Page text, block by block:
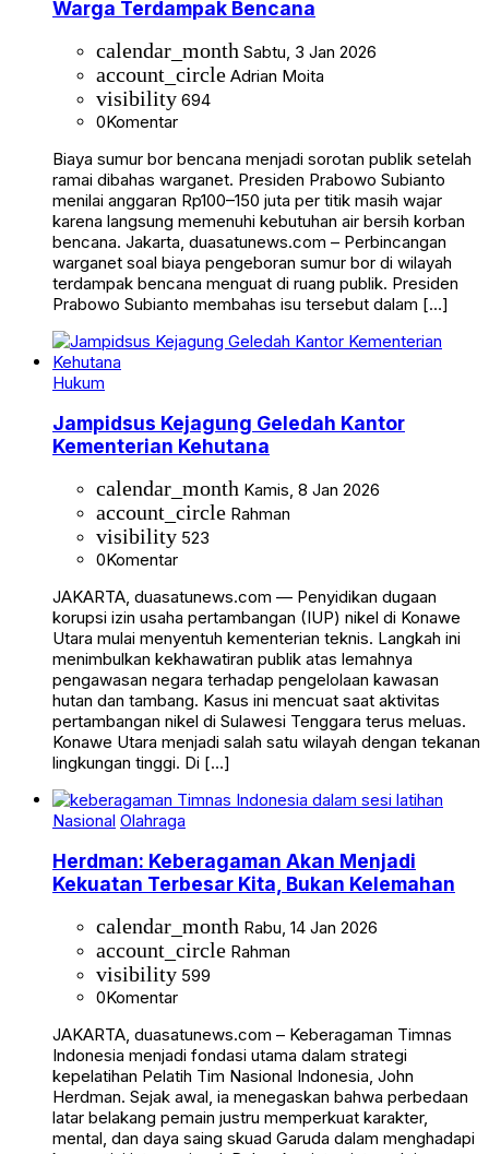
Warga Terdampak Bencana
calendar_month Sabtu, 3 Jan 2026
account_circle Adrian Moita
visibility 694
0Komentar
Biaya sumur bor bencana menjadi sorotan publik setelah
ramai dibahas warganet. Presiden Prabowo Subianto
menilai anggaran Rp100–150 juta per titik masih wajar
karena langsung memenuhi kebutuhan air bersih korban
bencana. Jakarta, duasatunews.com – Perbincangan
warganet soal biaya pengeboran sumur bor di wilayah
terdampak bencana menguat di ruang publik. Presiden
Prabowo Subianto membahas isu tersebut dalam […]
Hukum
Jampidsus Kejagung Geledah Kantor
Kementerian Kehutana
calendar_month Kamis, 8 Jan 2026
account_circle Rahman
visibility 523
0Komentar
JAKARTA, duasatunews.com — Penyidikan dugaan
korupsi izin usaha pertambangan (IUP) nikel di Konawe
Utara mulai menyentuh kementerian teknis. Langkah ini
menimbulkan kekhawatiran publik atas lemahnya
pengawasan negara terhadap pengelolaan kawasan
hutan dan tambang. Kasus ini mencuat saat aktivitas
pertambangan nikel di Sulawesi Tenggara terus meluas.
Konawe Utara menjadi salah satu wilayah dengan tekanan
lingkungan tinggi. Di […]
Nasional Olahraga
Herdman: Keberagaman Akan Menjadi
Kekuatan Terbesar Kita, Bukan Kelemahan
calendar_month Rabu, 14 Jan 2026
account_circle Rahman
visibility 599
0Komentar
JAKARTA, duasatunews.com – Keberagaman Timnas
Indonesia menjadi fondasi utama dalam strategi
kepelatihan Pelatih Tim Nasional Indonesia, John
Herdman. Sejak awal, ia menegaskan bahwa perbedaan
latar belakang pemain justru memperkuat karakter,
mental, dan daya saing skuad Garuda dalam menghadapi